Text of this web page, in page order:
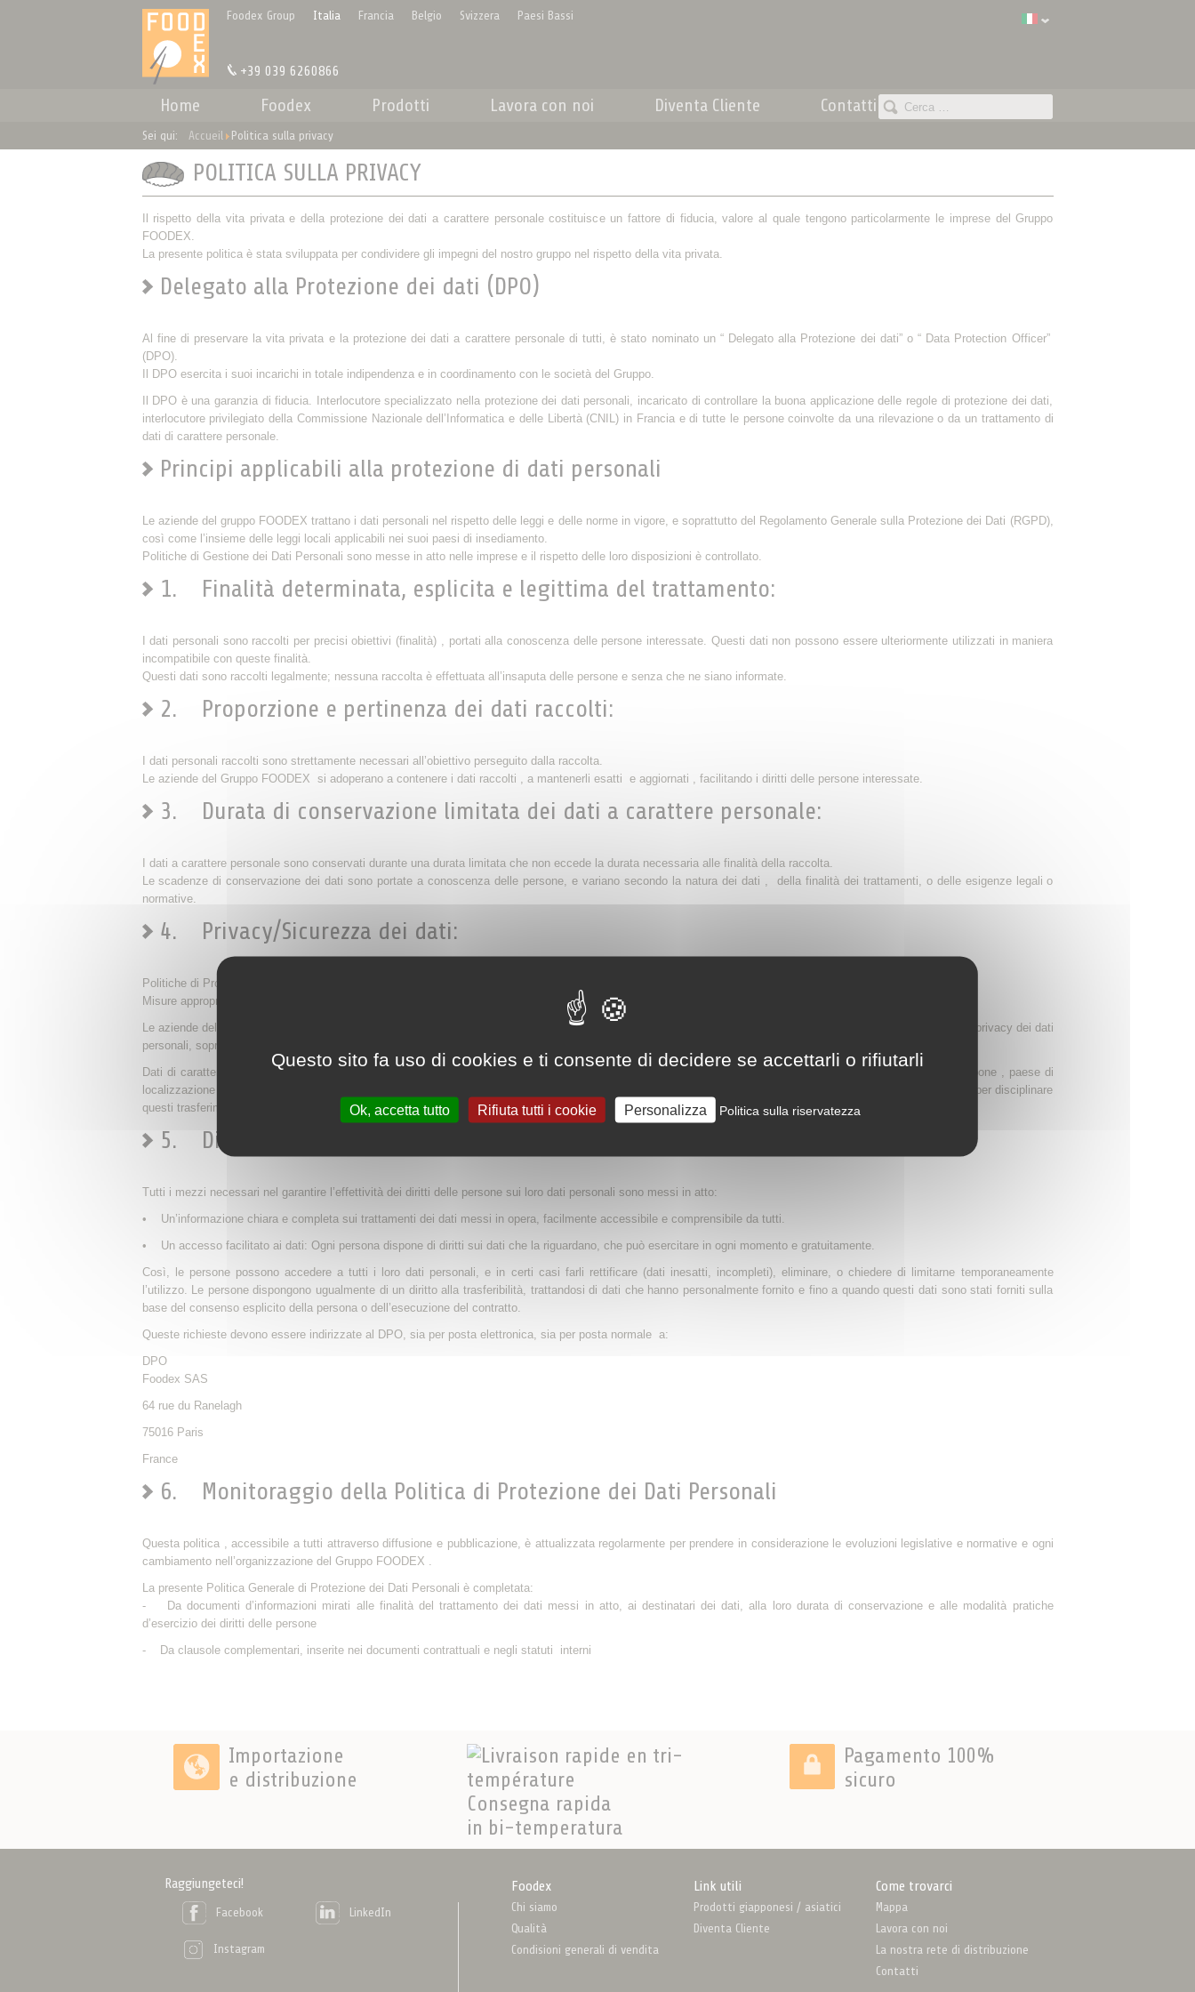
Foodex Group Italia Francia Belgio Svizzera Paesi Bassi
+39 039 6260866
Home Foodex Prodotti Lavora con noi Diventa Cliente Contatti
Sei qui: Accueil Politica sulla privacy
POLITICA SULLA PRIVACY
Il rispetto della vita privata e della protezione dei dati a carattere personale costituisce un fattore di fiducia, valore al quale tengono particolarmente le imprese del Gruppo
FOODEX.
La presente politica è stata sviluppata per condividere gli impegni del nostro gruppo nel rispetto della vita privata.
Delegato alla Protezione dei dati (DPO)
Al fine di preservare la vita privata e la protezione dei dati a carattere personale di tutti, è stato nominato un “ Delegato alla Protezione dei dati” o “ Data Protection Officer”
(DPO).
Il DPO esercita i suoi incarichi in totale indipendenza e in coordinamento con le società del Gruppo.
Il DPO è una garanzia di fiducia. Interlocutore specializzato nella protezione dei dati personali, incaricato di controllare la buona applicazione delle regole di protezione dei dati,
interlocutore privilegiato della Commissione Nazionale dell’Informatica e delle Libertà (CNIL) in Francia e di tutte le persone coinvolte da una rilevazione o da un trattamento di
dati di carattere personale.
Principi applicabili alla protezione di dati personali
Le aziende del gruppo FOODEX trattano i dati personali nel rispetto delle leggi e delle norme in vigore, e soprattutto del Regolamento Generale sulla Protezione dei Dati (RGPD),
così come l’insieme delle leggi locali applicabili nei suoi paesi di insediamento.
Politiche di Gestione dei Dati Personali sono messe in atto nelle imprese e il rispetto delle loro disposizioni è controllato.
1. Finalità determinata, esplicita e legittima del trattamento:
I dati personali sono raccolti per precisi obiettivi (finalità) , portati alla conoscenza delle persone interessate. Questi dati non possono essere ulteriormente utilizzati in maniera
incompatibile con queste finalità.
Questi dati sono raccolti legalmente; nessuna raccolta è effettuata all’insaputa delle persone e senza che ne siano informate.
2. Proporzione e pertinenza dei dati raccolti:
I dati personali raccolti sono strettamente necessari all’obiettivo perseguito dalla raccolta.
Le aziende del Gruppo FOODEX si adoperano a contenere i dati raccolti , a mantenerli esatti e aggiornati , facilitando i diritti delle persone interessate.
3. Durata di conservazione limitata dei dati a carattere personale:
I dati a carattere personale sono conservati durante una durata limitata che non eccede la durata necessaria alle finalità della raccolta.
Le scadenze di conservazione dei dati sono portate a conoscenza delle persone, e variano secondo la natura dei dati , della finalità dei trattamenti, o delle esigenze legali o
normative.
4. Privacy/Sicurezza dei dati:
Politiche di Protezione dei Sistemi d’informazione sono messe in atto, adattate alla natura dei dati trattati e alle attività dell’azienda.
Misure appropriate di sicurezza fisica, logica e organizzativa sono previste per garantire la privacy dei dati , e soprattutto evitare ogni accesso non autorizzato.
Le aziende del Gruppo FOODEX esigono, ugualmente, da ogni responsabile del trattamento che presenti delle garanzie appropriate per garantire la sicurezza e la privacy dei dati
personali, soprattutto attraverso degli impegni contrattuali.
Dati di carattere personale possono costituire l’oggetto di trasferimenti verso paesi situati nell’Unione Europea o fuori dall’Unione Europea (soprattutto in Giappone , paese di
localizzazione della nostra casa-madre). Se questo fosse il caso, le persone interessate ne sono specificamente informate, e misure specifiche vengono prese per disciplinare
questi trasferimenti.
5. Diritti delle persone:
Tutti i mezzi necessari nel garantire l’effettività dei diritti delle persone sui loro dati personali sono messi in atto:
• Un’informazione chiara e completa sui trattamenti dei dati messi in opera, facilmente accessibile e comprensibile da tutti.
• Un accesso facilitato ai dati: Ogni persona dispone di diritti sui dati che la riguardano, che può esercitare in ogni momento e gratuitamente.
Così, le persone possono accedere a tutti i loro dati personali, e in certi casi farli rettificare (dati inesatti, incompleti), eliminare, o chiedere di limitarne temporaneamente
l’utilizzo. Le persone dispongono ugualmente di un diritto alla trasferibilità, trattandosi di dati che hanno personalmente fornito e fino a quando questi dati sono stati forniti sulla
base del consenso esplicito della persona o dell’esecuzione del contratto.
Queste richieste devono essere indirizzate al DPO, sia per posta elettronica, sia per posta normale a:
DPO
Foodex SAS
64 rue du Ranelagh
75016 Paris
France
6. Monitoraggio della Politica di Protezione dei Dati Personali
Questa politica , accessibile a tutti attraverso diffusione e pubblicazione, è attualizzata regolarmente per prendere in considerazione le evoluzioni legislative e normative e ogni
cambiamento nell’organizzazione del Gruppo FOODEX .
La presente Politica Generale di Protezione dei Dati Personali è completata:
- Da documenti d’informazioni mirati alle finalità del trattamento dei dati messi in atto, ai destinatari dei dati, alla loro durata di conservazione e alle modalità pratiche
d’esercizio dei diritti delle persone
- Da clausole complementari, inserite nei documenti contrattuali e negli statuti interni
Importazione
e distribuzione
Consegna rapida
in bi-temperatura
Pagamento 100%
sicuro
Raggiungeteci!
Facebook LinkedIn
Instagram
Foodex
Chi siamo
Qualità
Condisioni generali di vendita
Link utili
Prodotti giapponesi / asiatici
Diventa Cliente
Come trovarci
Mappa
Lavora con noi
La nostra rete di distribuzione
Contatti
Pannello di gestione dei cookies
Questo sito fa uso di cookies e ti consente di decidere se accettarli o rifiutarli
Ok, accetta tutto Rifiuta tutti i cookie Personalizza Politica sulla riservatezza